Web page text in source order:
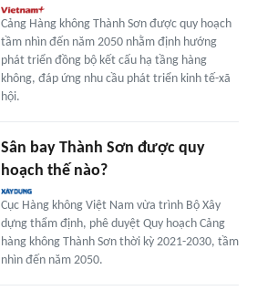
Cảng Hàng không Thành Sơn được quy hoạch
tầm nhìn đến năm 2050 nhằm định hướng
phát triển đồng bộ kết cấu hạ tầng hàng
không, đáp ứng nhu cầu phát triển kinh tế-xã
hội.
Sân bay Thành Sơn được quy
hoạch thế nào?
Cục Hàng không Việt Nam vừa trình Bộ Xây
dựng thẩm định, phê duyệt Quy hoạch Cảng
hàng không Thành Sơn thời kỳ 2021-2030, tầm
nhìn đến năm 2050.